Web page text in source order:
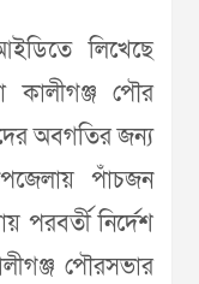
লিখেছে
কালীগঞ্জ পৌর
অবগতির জন্য
পাঁচজন
পরবর্তী নির্দেশ
পৌরসভার